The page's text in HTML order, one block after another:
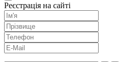
Реєстрація на сайті